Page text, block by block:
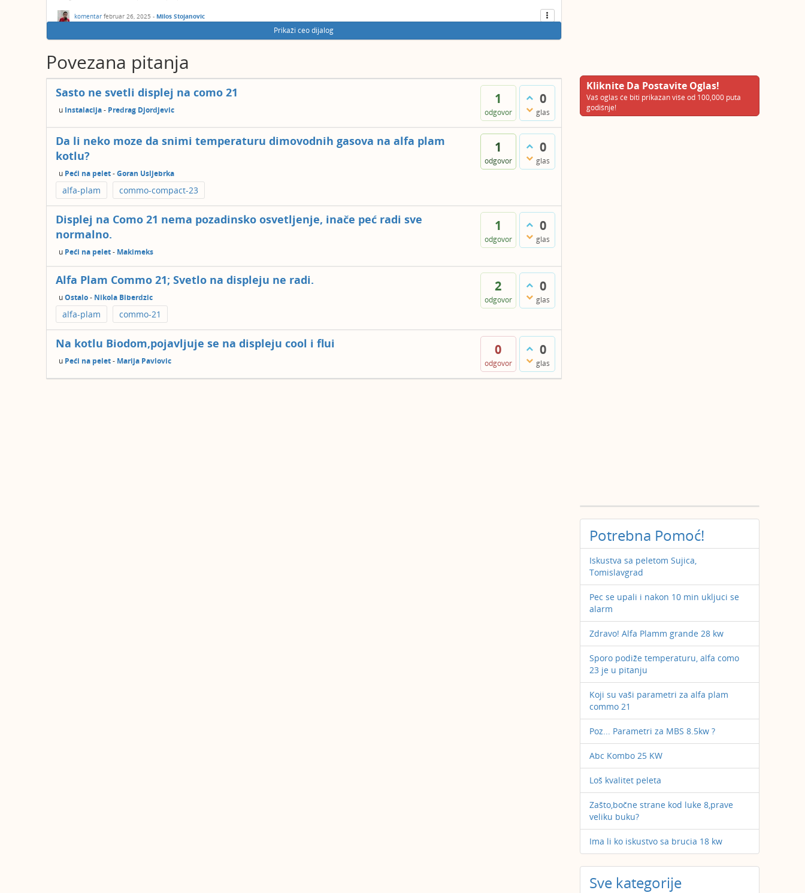
komentar februar 26, 2025 - Milos Stojanovic
Prikaži ceo dijalog
Povezana pitanja
0
glas
1
odgovor
Sasto ne svetli displej na como 21
u Instalacija- Predrag Djordjevic
0
glas
1
odgovor
Da li neko moze da snimi temperaturu dimovodnih gasova na alfa plam
kotlu?
u Peći na pelet-Goran Usljebrka
alfa-plam commo-compact-23
0
glas
1
odgovor
Displej na Como 21 nema pozadinsko osvetljenje, inače peć radi sve
normalno.
u Peći na pelet- Makimeks
0
glas
2
odgovor
Alfa Plam Commo 21; Svetlo na displeju ne radi.
uOstalo- Nikola Biberdzic
alfa-plam commo-21
0
glas
0
odgovor
Na kotlu Biodom,pojavljuje se na displeju cool i flui
u Peći na pelet- Marija Pavlovic
Kliknite Da Postavite Oglas!
Vaš oglas će biti prikazan više od 100,000 puta
godišnje!
Potrebna Pomoć!
Iskustva sa peletom Sujica,
Tomislavgrad
Pec se upali i nakon 10 min ukljuci se
alarm
Zdravo! Alfa Plamm grande 28 kw
Sporo podiže temperaturu, alfa como
23 je u pitanju
Koji su vaši parametri za alfa plam
commo 21
Poz... Parametri za MBS 8.5kw ?
Abc Kombo 25 KW
Loš kvalitet peleta
Zašto,bočne strane kod luke 8,prave
veliku buku?
Ima li ko iskustvo sa brucia 18 kw
Sve kategorije